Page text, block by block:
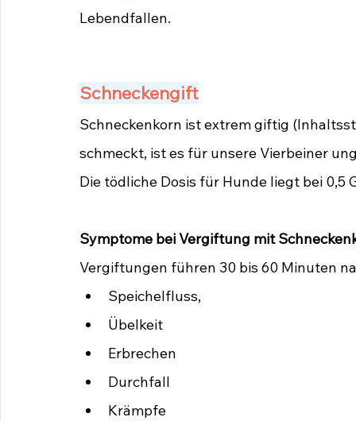
Lebendfallen.
Schneckengift
Schneckenkorn ist extrem giftig
schmeckt, ist es für unsere Vierbeiner
Die tödliche Dosis für Hunde liegt bei
Symptome bei Vergiftung mit
Vergiftungen führen 30 bis 60 Minuten
Speichelfluss,
Übelkeit
Erbrechen
Durchfall
Krämpfe